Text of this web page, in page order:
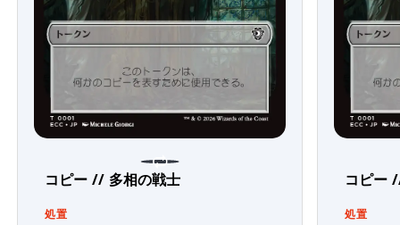
コピー // 多相の戦士
処置
コピー
処置